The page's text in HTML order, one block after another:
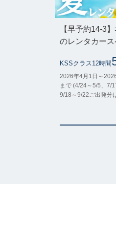
【早予約14-3
のレンタカー
KSSクラス12時間
2026年4月1日～
まで (4/24～5/5、7/
9/18～9/22ご出発分